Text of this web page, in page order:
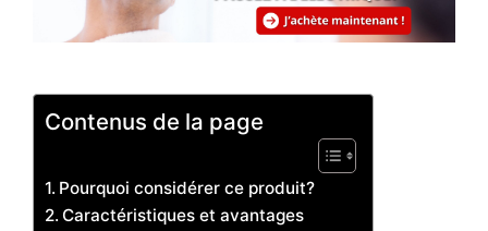
Contenus de la page
Pourquoi considérer ce produit?
Caractéristiques et avantages